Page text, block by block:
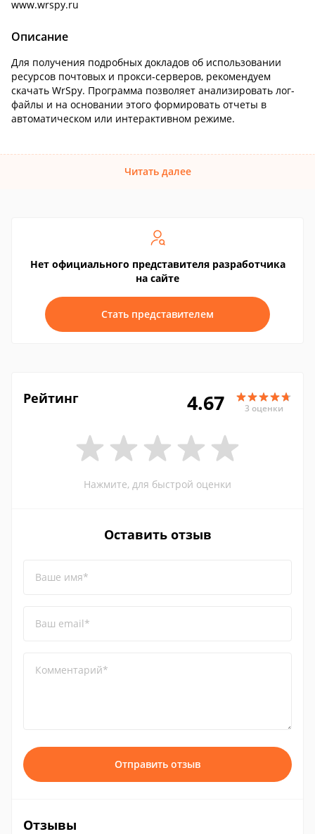
www.wrspy.ru
Описание
Для получения подробных докладов об использовании
ресурсов почтовых и прокси-серверов, рекомендуем
скачать WrSpy. Программа позволяет анализировать лог-
файлы и на основании этого формировать отчеты в
автоматическом или интерактивном режиме.
Читать далее
Нет официального представителя разработчика
на сайте
Стать представителем
Рейтинг 4.67 3 оценки
Нажмите, для быстрой оценки
Оставить отзыв
Ваше имя*
Ваш email*
Комментарий*
Отправить отзыв
Отзывы